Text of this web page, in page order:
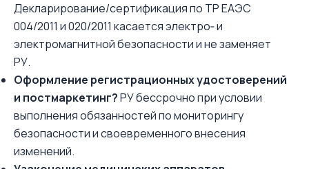
Декларирование/сертификация по ТР ЕАЭС
004/2011 и 020/2011 касается электро‑ и
электромагнитной безопасности и не заменяет
РУ.
Оформление регистрационных удостоверений
и постмаркетинг?РУ бессрочно при условии
выполнения обязанностей по мониторингу
безопасности и своевременного внесения
изменений.